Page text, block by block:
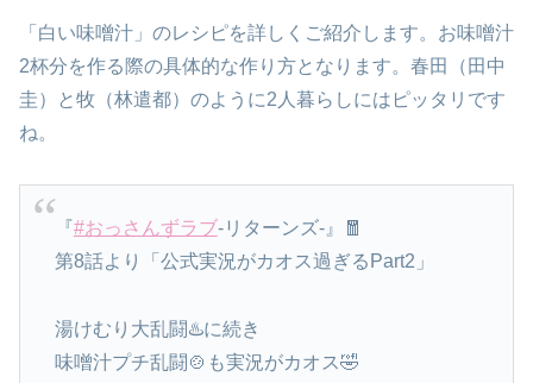
「白い味噌汁」のレシピを詳しくご紹介します。お味噌汁
2杯分を作る際の具体的な作り方となります。春田（田中
圭）と牧（林遣都）のように2人暮らしにはピッタリです
ね。
『 #おっさんずラブ-リターンズ-』🧧
第8話より「公式実況がカオス過ぎるPart2」
湯けむり大乱闘♨️に続き
味噌汁プチ乱闘🍲も実況がカオス🤣